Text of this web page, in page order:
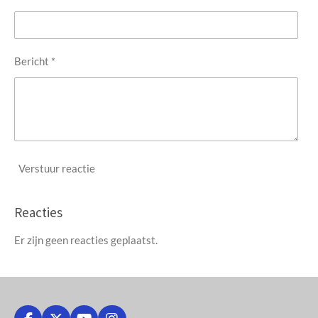
Bericht *
Verstuur reactie
Reacties
Er zijn geen reacties geplaatst.